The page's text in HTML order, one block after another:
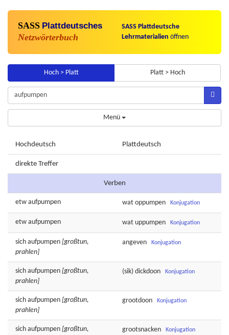
SASS Plattdeutsches
Netzwörterbuch
SASS Plattdeutsche
Lehrmaterialien öffnen
Hoch > Platt Platt > Hoch
Menü
Hochdeutsch Plattdeutsch
direkte Treffer
Verben
etw aufpumpen wat oppumpen Konjugation
etw aufpumpen wat uppumpen Konjugation
sich aufpumpen [großtun,
prahlen]
angeven Konjugation
sich aufpumpen [großtun,
prahlen]
(sik) dickdoon Konjugation
sich aufpumpen [großtun,
prahlen]
grootdoon Konjugation
sich aufpumpen [großtun,
grootsnacken Konjugation